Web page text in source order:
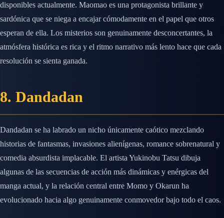
disponibles actualmente. Maomao es una protagonista brillante y
sardónica que se niega a encajar cómodamente en el papel que otros
esperan de ella. Los misterios son genuinamente desconcertantes, la
atmósfera histórica es rica y el ritmo narrativo más lento hace que cada
resolución se sienta ganada.
8. Dandadan
Dandadan se ha labrado un nicho únicamente caótico mezclando
historias de fantasmas, invasiones alienígenas, romance sobrenatural y
comedia absurdista implacable. El artista Yukinobu Tatsu dibuja
algunas de las secuencias de acción más dinámicas y enérgicas del
manga actual, y la relación central entre Momo y Okarun ha
evolucionado hacia algo genuinamente conmovedor bajo todo el caos.